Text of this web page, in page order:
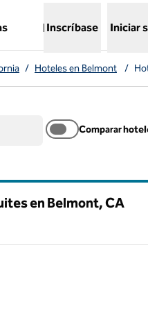
pestaña
Inscríbase Iniciar
/ Hoteles en Belmont /
Comparar
en Belmont,CA